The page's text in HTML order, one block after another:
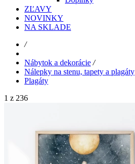
ZĽAVY
NOVINKY
NA SKLADE
/
Nábytok a dekorácie /
Nálepky na stenu, tapety a plagáty
Plagáty
1 z 236